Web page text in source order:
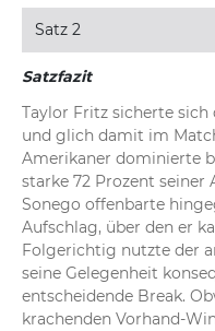
19:54Fritz - Sonego 4:6,
Sonego eröffnet den
frühen 0:15-Rückstand
und punktet auf dem
anderem mit einem
Rückhand-Winner von
aber nicht weiter
Satz 2
Satzfazit
Taylor Fritz sicherte
und glich damit im
Amerikaner dominierte
starke 72 Prozent seiner
Sonego offenbarte
Aufschlag, über den er
Folgerichtig nutzte der
seine Gelegenheit
entscheidende Break.
krachenden Vorhand-